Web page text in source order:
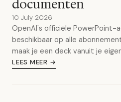
documenten
10 July 2026
OpenAI's officiële PowerPoint-
beschikbaar op alle
maak je een deck vanuit je
LEES MEER →